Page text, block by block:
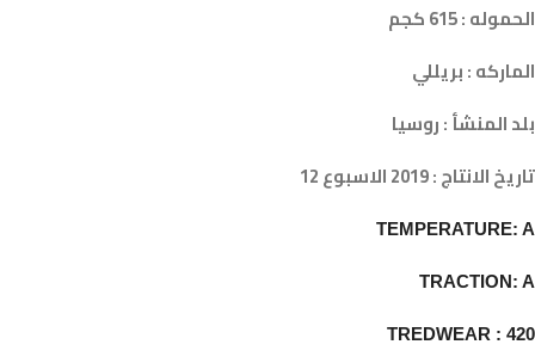
الحموله : 615 كجم
الماركه : بريللي
بلد المنشأ : روسيا
تاريخ الانتاج : 2019 الاسبوع 12
TEMPERATURE: A
TRACTION: A
TREDWEAR : 420